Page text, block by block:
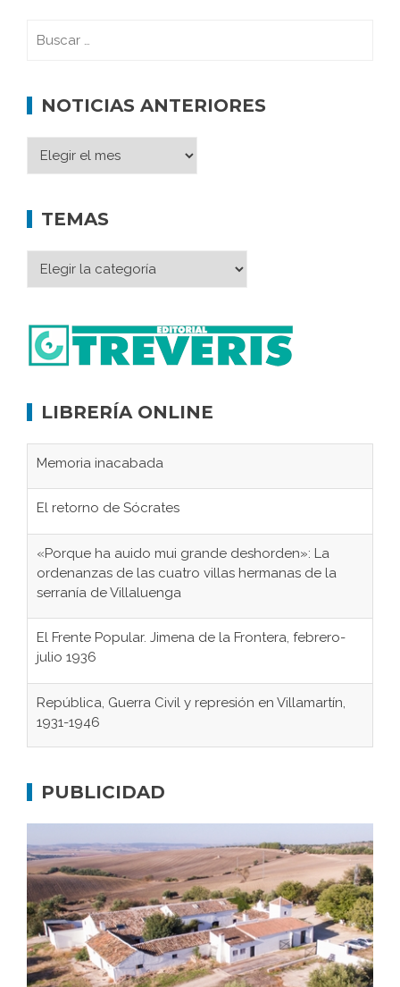
NOTICIAS ANTERIORES
TEMAS
LIBRERÍA ONLINE
Memoria inacabada
El retorno de Sócrates
«Porque ha auido mui grande deshorden»: La
ordenanzas de las cuatro villas hermanas de la
serranía de Villaluenga
El Frente Popular. Jimena de la Frontera, febrero-
julio 1936
República, Guerra Civil y represión en Villamartín,
1931-1946
concentración nazis
Bornos
El Frente Popular. Ubrique, febrero-julio 1936
Juntar las letras. La alfabetización en el campo: del
afán de saber a la autogestión
PUBLICIDAD